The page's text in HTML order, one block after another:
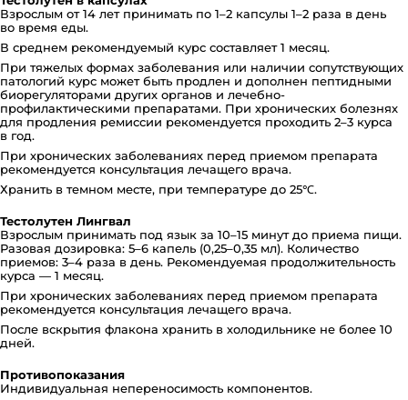
Взрослым от 14 лет принимать по 1–2 капсулы 1–2 раза в день
во время еды.
В среднем рекомендуемый курс составляет 1 месяц.
При тяжелых формах заболевания или наличии сопутствующих
патологий курс может быть продлен и дополнен пептидными
биорегуляторами других органов и лечебно-
профилактическими препаратами. При хронических болезнях
для продления ремиссии рекомендуется проходить 2–3 курса
в год.
При хронических заболеваниях перед приемом препарата
рекомендуется консультация лечащего врача.
Хранить в темном месте, при температуре до 25℃.
Тестолутен Лингвал
Взрослым принимать под язык за 10–15 минут до приема пищи.
Разовая дозировка: 5–6 капель (0,25–0,35 мл). Количество
приемов: 3–4 раза в день. Рекомендуемая продолжительность
курса — 1 месяц.
При хронических заболеваниях перед приемом препарата
рекомендуется консультация лечащего врача.
После вскрытия флакона хранить в холодильнике не более 10
дней.
Противопоказания
Индивидуальная непереносимость компонентов.